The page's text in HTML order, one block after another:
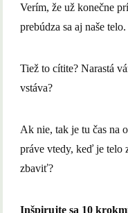
Verím, že už konečne
prebúdza sa aj naše telo.
Tiež to cítite? Narastá
vstáva?
Ak nie, tak je tu čas na
práve vtedy, keď je telo
zbaviť?
Inšpirujte sa 10